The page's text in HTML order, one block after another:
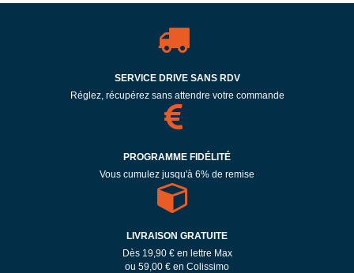
SERVICE DRIVE SANS RDV
Réglez, récupérez sans attendre votre commande
PROGRAMME FIDÉLITÉ
Vous cumulez jusqu'à 6% de remise
LIVRAISON GRATUITE
Dès 19,90 € en lettre Max
ou 59,00 € en Colissimo